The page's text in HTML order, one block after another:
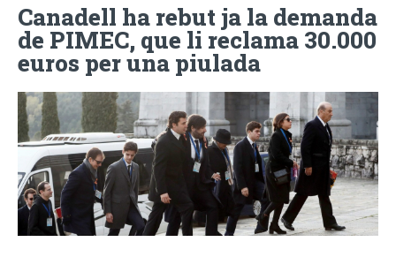
Canadell ha rebut ja la demanda
de PIMEC, que li reclama 30.000
euros per una piulada